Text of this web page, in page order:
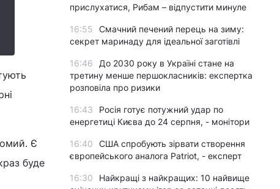
Є
буде
прислухатися, Рибам – відпустити минуле
16:55
Смачний печений перець на зиму:
секрет маринаду для ідеальної заготівлі
16:46
До 2030 року в Україні стане на
третину менше першокласників: експертка
розповіла про ризики
16:43
Росія готує потужний удар по
енергетиці Києва до 24 серпня, - монітори
16:40
США спробують зірвати створення
європейського аналога Patriot, - експерт
16:30
Найкращі з найкращих: 10 найвище